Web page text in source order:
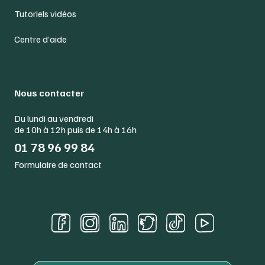
Tutoriels vidéos
Centre d’aide
Nous contacter
Du lundi au vendredi
de 10h à 12h puis de 14h à 16h
01 78 96 99 84
Formulaire de contact